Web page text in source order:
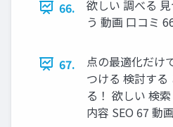
66.
欲しい 調べる
う 動画 口コミ
67.
点の最適化だけ
つける 検討す
る！ 欲しい 検
内容 SEO 67 動